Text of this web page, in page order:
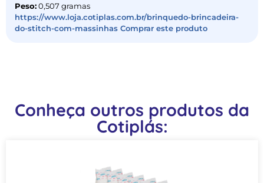
Peso: 0,507 gramas
https://www.loja.cotiplas.com.br/brinquedo-brincadeira-
do-stitch-com-massinhas Comprar este produto
Conheça outros produtos da
Cotiplás: